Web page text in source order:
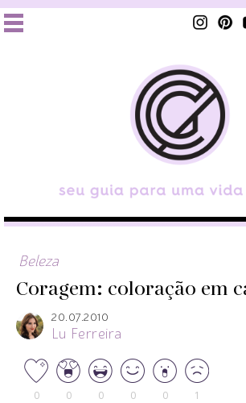
Beleza
Coragem: coloração em
20.07.2010
Lu Ferreira
0 0 0 0 0 1